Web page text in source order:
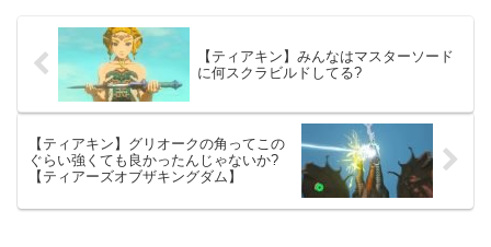
【ティアキン】みんなはマスターソード
に何スクラビルドしてる?
【ティアキン】グリオークの角ってこの
ぐらい強くても良かったんじゃないか?
【ティアーズオブザキングダム】